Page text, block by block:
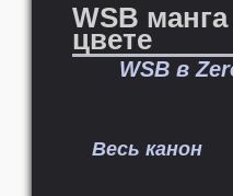
WSB
цвете
WSB в
Весь канон